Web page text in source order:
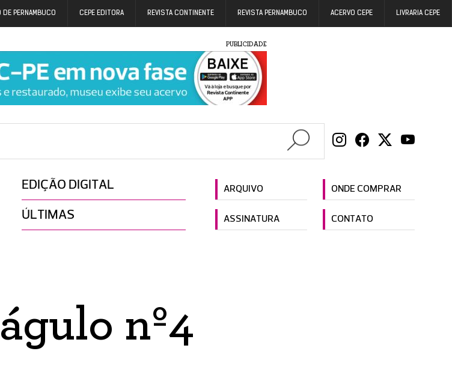
DE PERNAMBUCO CEPE EDITORA REVISTA CONTINENTE REVISTA PERNAMBUCO ACERVO CEPE LIVRARIA CEPE
PUBLICIDADE
EDIÇÃO DIGITAL ARQUIVO ONDE COMPRAR
ÚLTIMAS ASSINATURA CONTATO
nº4